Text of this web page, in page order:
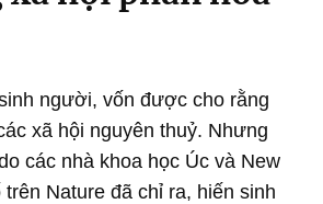
người, vốn được cho rằng
xã hội nguyên thuỷ. Nhưng
các nhà khoa học Úc và New
Nature đã chỉ ra, hiến sinh